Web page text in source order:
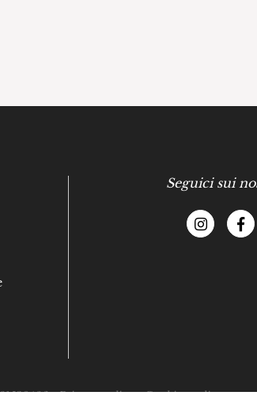
Seguici sui
-Privacy policy-Cookies policy